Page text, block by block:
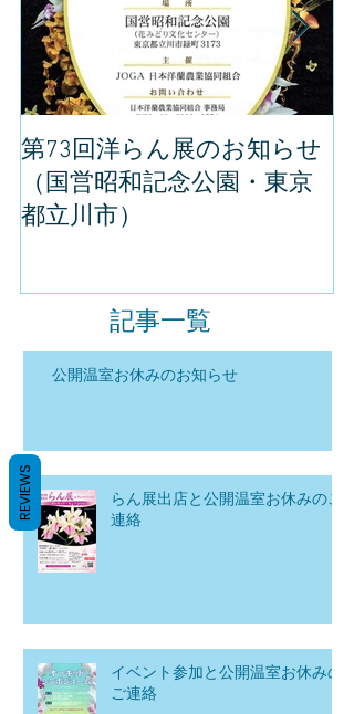
第73回洋らん展のお知らせ
（国営昭和記念公園・東京
都立川市）
記事一覧
公開温室お休みのお知らせ
らん展出店と公開温室お休みのご
連絡
イベント参加と公開温室お休みの
ご連絡
REVIEWS